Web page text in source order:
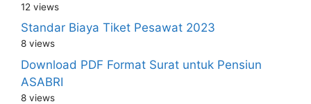
12 views
Standar Biaya Tiket Pesawat 2023
8 views
Download PDF Format Surat untuk Pensiun
ASABRI
8 views